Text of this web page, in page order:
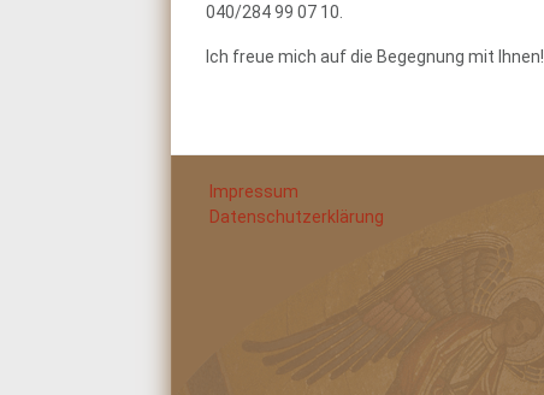
040/284 99 07 10.
Ich freue mich auf die Begegnung mit Ihnen!
Impressum
Datenschutzerklärung